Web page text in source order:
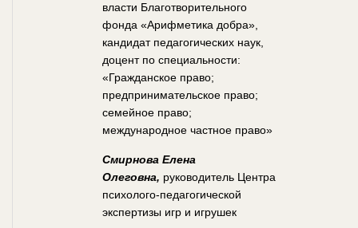
власти Благотворительного
фонда «Арифметика добра»,
кандидат педагогических наук,
доцент по специальности:
«Гражданское право;
предпринимательское право;
семейное право;
международное частное право»
Смирнова Елена
Олеговна, руководитель Центра
психолого-педагогической
экспертизы игр и игрушек